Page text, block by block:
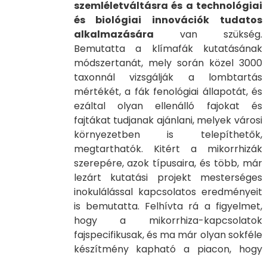
szemléletváltásra és a technológiai
és biológiai innovációk tudatos
alkalmazására van szükség.
Bemutatta a klímafák kutatásának
módszertanát, mely során közel 3000
taxonnál vizsgálják a lombtartás
mértékét, a fák fenológiai állapotát, és
ezáltal olyan ellenálló fajokat és
fajtákat tudjanak ajánlani, melyek városi
környezetben is telepíthetők,
megtarthatók. Kitért a mikorrhizák
szerepére, azok típusaira, és több, már
lezárt kutatási projekt mesterséges
inokulálással kapcsolatos eredményeit
is bemutatta. Felhívta rá a figyelmet,
hogy a mikorrhiza-kapcsolatok
fajspecifikusak, és ma már olyan sokféle
készítmény kapható a piacon, hogy